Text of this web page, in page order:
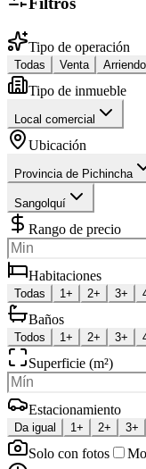
Tipo de operación
Todas Venta Arriendo
Tipo de inmueble
Local comercial
Ubicación
Provincia de Pichincha
Sangolquí
Rango de precio
Habitaciones
Todas 1+ 2+ 3+
Baños
Todos 1+ 2+ 3+
Superficie (m²)
Estacionamiento
Da igual 1+ 2+ 3+
Solo con fotos